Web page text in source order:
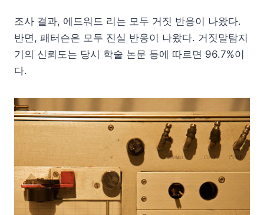
조사 결과, 에드워드 리는 모두 거짓 반응이 나왔다.
반면, 패터슨은 모두 진실 반응이 나왔다. 거짓말탐지
기의 신뢰도는 당시 학술 논문 등에 따르면 96.7%이
다.